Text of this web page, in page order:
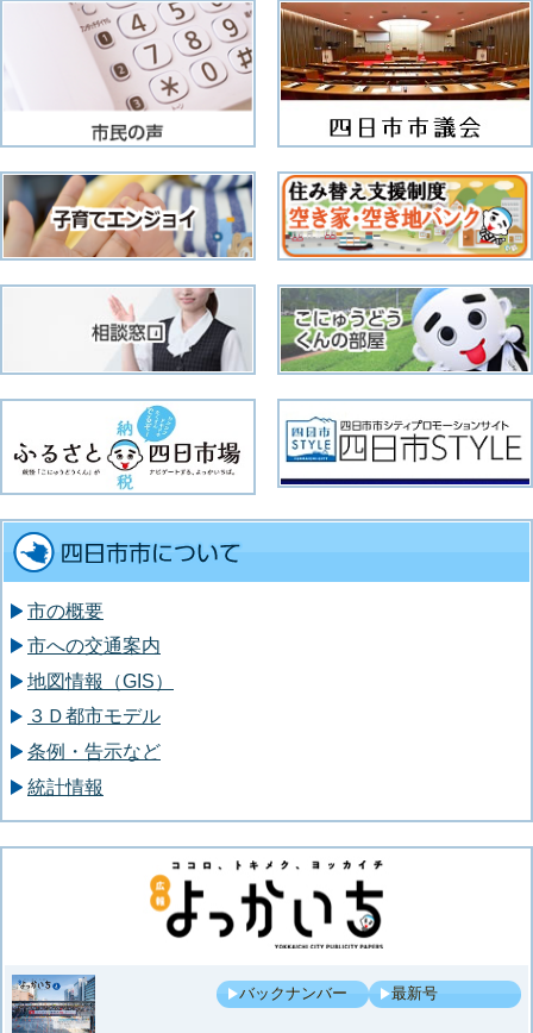
市の概要
市への交通案内
地図情報（GIS）
３Ｄ都市モデル
条例・告示など
統計情報
最新号
バックナンバー